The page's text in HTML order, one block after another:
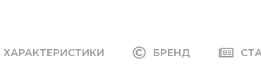
ХАРАКТЕРИСТИКИ БРЕНД